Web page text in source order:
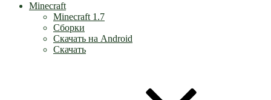
Minecraft
Minecraft 1.7
Сборки
Скачать на Android
Скачать